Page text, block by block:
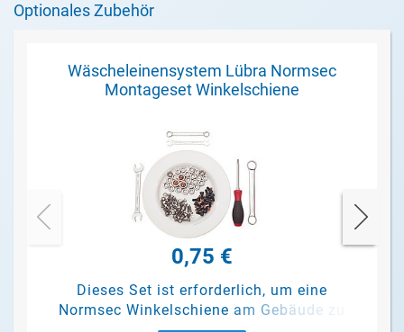
Optionales Zubehör
Wäscheleinensystem Lübra Normsec
Montageset Winkelschiene
0,75 €
Dieses Set ist erforderlich, um eine
Normsec Winkelschiene am Gebäude zu